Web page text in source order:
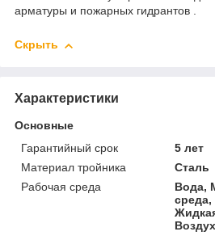
арматуры и пожарных гидрантов .
Скрыть
Характеристики
Основные
Гарантийный срок
5 лет
Материал тройника
Сталь
Рабочая среда
Вода,